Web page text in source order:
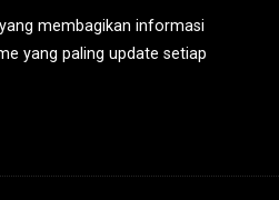
membagikan informasi
yang paling update setiap